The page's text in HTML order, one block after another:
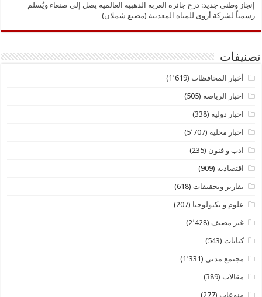
إنجاز وطني جديد: درع جائزة العربة الذهبية العالمية يصل إلى صنعاء ويُسلم
رسمياً لشركة أروى للمياه المعدنية (مصنع شملان)
تصنيفات
أخبار المحافظات (1٬619)
اخبار الرياضة (505)
اخبار دولية (338)
اخبار محلية (5٬707)
ادب و فنون (235)
اقتصادية (909)
تقارير وتحقيقات (618)
علوم و تكنولوجيا (207)
غير مصنف (2٬428)
كتابات (543)
مجتمع مدني (1٬331)
مقالات (389)
منوعات (277)